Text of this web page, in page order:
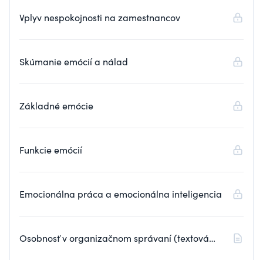
Vplyv nespokojnosti na zamestnancov
Skúmanie emócií a nálad
Základné emócie
Funkcie emócií
Emocionálna práca a emocionálna inteligencia
Osobnosť v organizačnom správaní (textová